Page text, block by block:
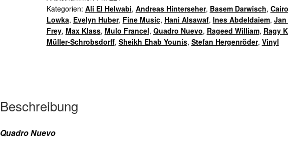
Kategorien: Ali El Helwabi, Andreas Hinterseher, Basem Darwisch,
Lowka, Evelyn Huber, Fine Music, Hani Alsawaf, Ines Abdeldaiem,
Frey, Max Klass, Mulo Francel, Quadro Nuevo, Rageed William, Ragy
Müller-Schrobsdorff, Sheikh Ehab Younis, Stefan Hergenröder, Vinyl
Beschreibung
Quadro Nuevo